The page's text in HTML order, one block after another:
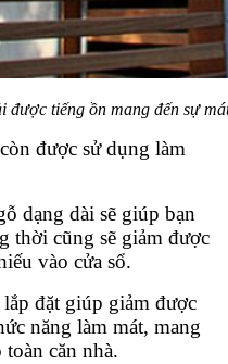
được tiếng ồn mang đến sự
được sử dụng làm
dạng dài sẽ giúp bạn
thời cũng sẽ giảm được
vào cửa sổ.
đặt giúp giảm được
năng làm mát, mang
căn nhà.